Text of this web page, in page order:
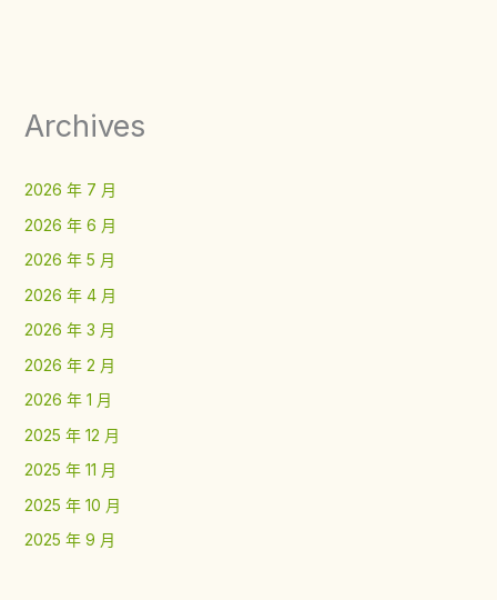
Archives
2026 年 7 月
2026 年 6 月
2026 年 5 月
2026 年 4 月
2026 年 3 月
2026 年 2 月
2026 年 1 月
2025 年 12 月
2025 年 11 月
2025 年 10 月
2025 年 9 月